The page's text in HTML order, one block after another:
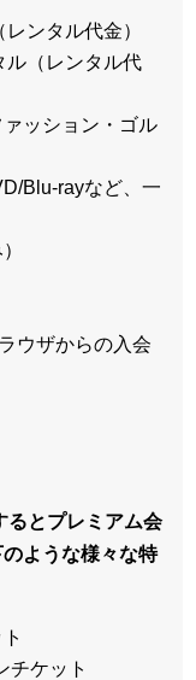
ンタル代金）
ル（レンタル代
ッション・ゴル
Blu-rayなど、一
ウザからの入会
るとプレミアム会
ような様々な特
チケット